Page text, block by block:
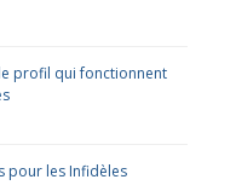
profil qui fonctionnent
pour les Infidèles